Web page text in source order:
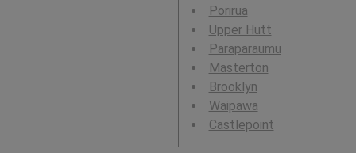
Porirua
Upper Hutt
Paraparaumu
Masterton
Brooklyn
Waipawa
Castlepoint